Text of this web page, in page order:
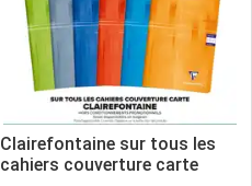
Clairefontaine sur tous les
cahiers couverture carte